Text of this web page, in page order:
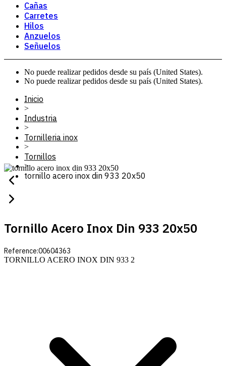
Cañas
Carretes
Hilos
Anzuelos
Señuelos
No puede realizar pedidos desde su país (United States).
No puede realizar pedidos desde su país (United States).
Inicio
>
Industria
>
Tornilleria inox
>
Tornillos
>
tornillo acero inox din 933 20x50
Tornillo Acero Inox Din 933 20x50
Reference:00604363
TORNILLO ACERO INOX DIN 933 2